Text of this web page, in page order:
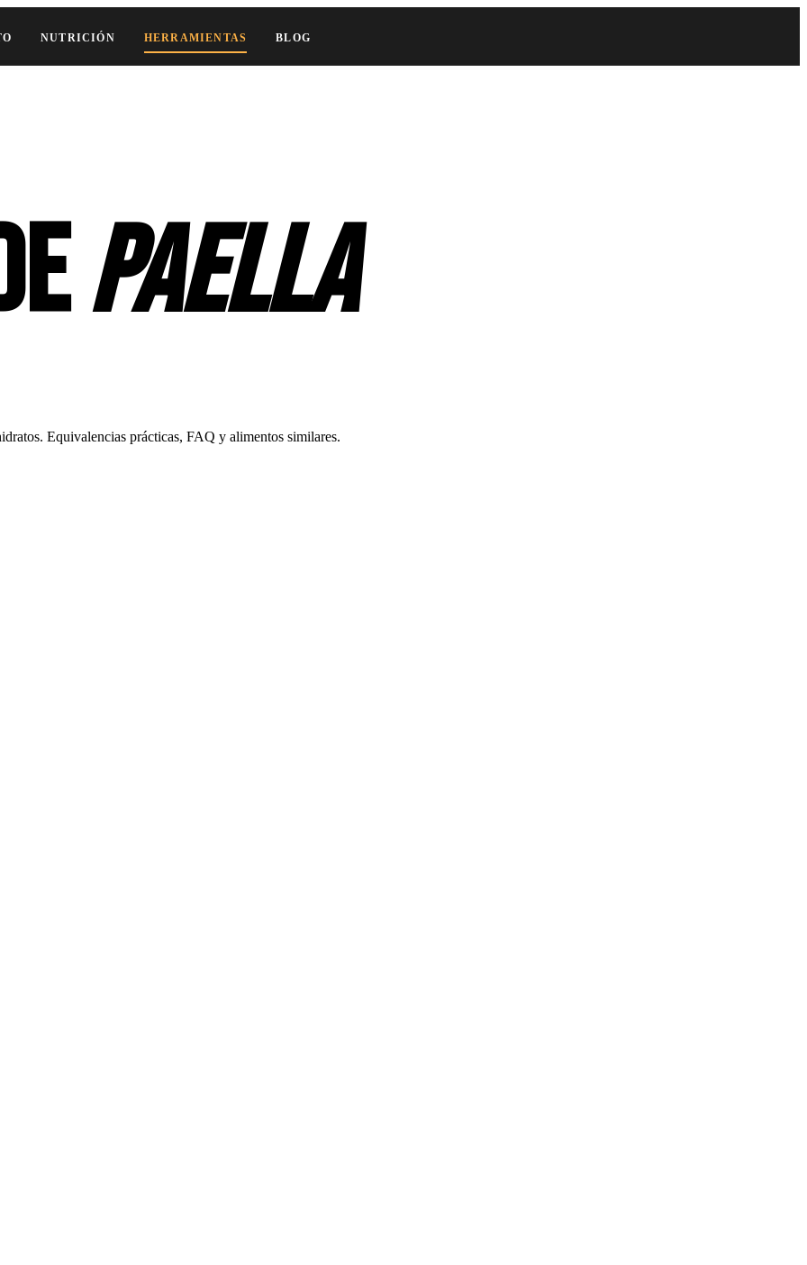
NUTRICIÓN HERRAMIENTAS BLOG
paella
Equivalencias prácticas, FAQ y alimentos similares.